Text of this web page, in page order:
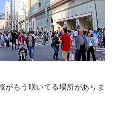
がもう咲いてる場所がありま